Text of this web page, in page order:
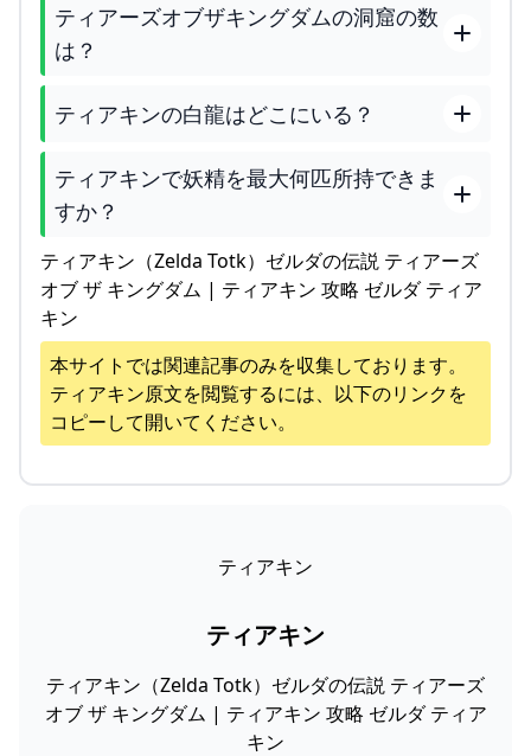
ティアーズオブザキングダムの洞窟の数
は？
ティアキンの白龍はどこにいる？
ティアキンで妖精を最大何匹所持できま
すか？
ティアキン（Zelda Totk）ゼルダの伝説 ティアーズ
オブ ザ キングダム | ティアキン 攻略 ゼルダ ティア
キン
本サイトでは関連記事のみを収集しております。
ティアキン原文を閲覧するには、以下のリンクを
コピーして開いてください。
ティアキン
ティアキン
ティアキン（Zelda Totk）ゼルダの伝説 ティアーズ
オブ ザ キングダム | ティアキン 攻略 ゼルダ ティア
キン